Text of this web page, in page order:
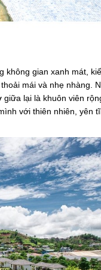
gian xanh mát,
mái và nhẹ nhàng.
lại là khuôn viên
với thiên nhiên, yên